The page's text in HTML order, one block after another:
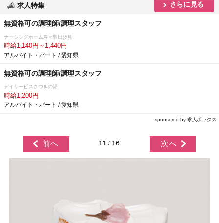
求人特集 さらに見る
無資格可の調理師/調理スタッフ
ナーシングホーム寿々豊田汐見
時給1,140円～1,440円
アルバイト・パート / 愛知県
無資格可の調理師/調理スタッフ
デイサービスさつきの湯
時給1,200円
アルバイト・パート / 愛知県
sponsored by 求人ボックス
前へ 11 / 16 次へ